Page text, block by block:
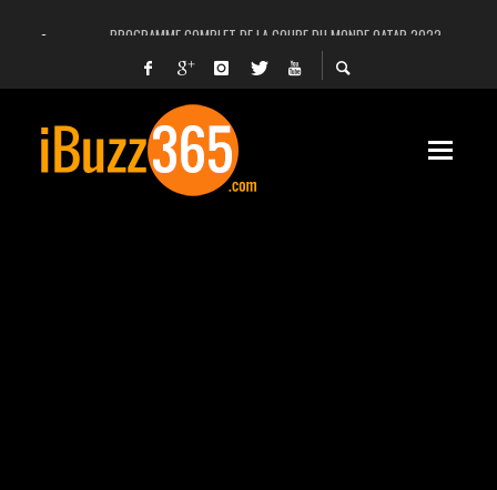
PROGRAMME COMPLET DE LA COUPE DU MONDE QATAR 2022
FACEBOOK, INSTAGRAM ET WHATSAPP HORS SERVICE! EST-CE UNE CYBER-
UNE VIDÉO 4K MONTRE LA PLANÈTE MARS EN ULTRA-HAUTE DÉFINITION
LANCEMENT DU PREMIER VOL HABITÉ DE SPACEX
DÉCÈS DE L’EX-PRÉSIDENT ZINE EL ABIDINE BEN ALI, SERA-T-IL ENTERRÉ EN